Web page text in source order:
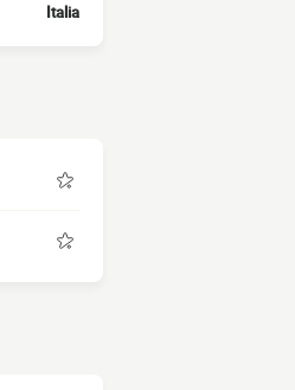
Italia